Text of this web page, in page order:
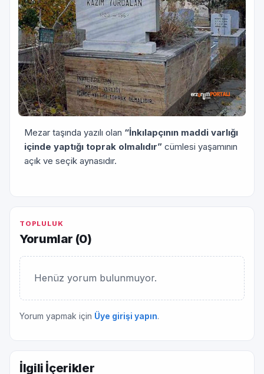
Mezar taşında yazılı olan “İnkılapçının maddi varlığı
içinde yaptığı toprak olmalıdır” cümlesi yaşamının
açık ve seçik aynasıdır.
TOPLULUK
Yorumlar (0)
Henüz yorum bulunmuyor.
Yorum yapmak için Üye girişi yapın.
İlgili İçerikler